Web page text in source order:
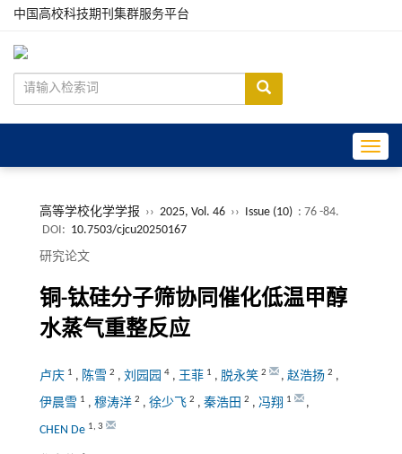
中国高校科技期刊集群服务平台
高等学校化学学报 ›› 2025, Vol. 46 ›› Issue (10) : 76 -84.
DOI: 10.7503/cjcu20250167
研究论文
铜-钛硅分子筛协同催化低温甲醇
水蒸气重整反应
卢庆 1 , 陈雪 2 , 刘园园 4, 王菲 1 , 脱永笑 2 , 赵浩扬 2 ,
伊晨雪 1 , 穆涛洋 2 , 徐少飞 2 , 秦浩田 2 , 冯翔 1
,
CHEN De 1, 3